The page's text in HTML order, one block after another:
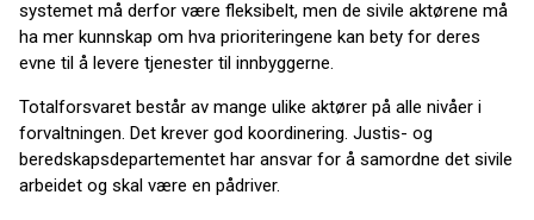
systemet må derfor være fleksibelt, men de sivile aktørene må
ha mer kunnskap om hva prioriteringene kan bety for deres
evne til å levere tjenester til innbyggerne.
Totalforsvaret består av mange ulike aktører på alle nivåer i
forvaltningen. Det krever god koordinering. Justis- og
beredskapsdepartementet har ansvar for å samordne det sivile
arbeidet og skal være en pådriver.